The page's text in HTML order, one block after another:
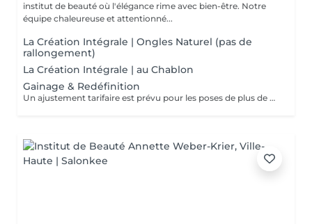
institut de beauté où l'élégance rime avec bien-être. Notre
équipe chaleureuse et attentionné...
La Création Intégrale | Ongles Naturel (pas de
rallongement)
La Création Intégrale | au Chablon
Gainage & Redéfinition
Un ajustement tarifaire est prévu pour les poses de plus de 4 semaines nécessitant un travail de restructuration .